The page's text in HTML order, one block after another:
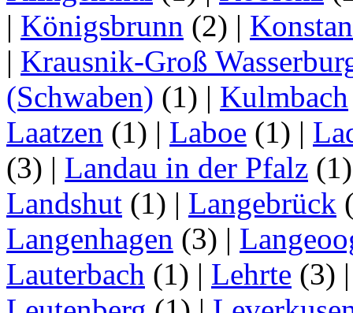
| Königsbrunn (2) |
| Krausnik-Groß
(Schwaben) (1) | Kulmbach
Laatzen (1) | Laboe (1) |
(3) | Landau in der Pfalz
Landshut (1) | Langebrück
Langenhagen (3) |
Lauterbach (1) | Lehrte (3)